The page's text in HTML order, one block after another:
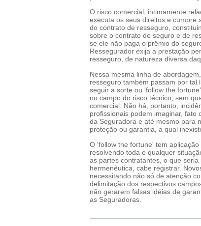
O risco comercial, intimamente
executa os seus direitos e cumpre
do contrato de resseguro,
sobre o contrato de seguro e de
se ele não paga o prêmio do
Ressegurador exija a prestação
resseguro, de natureza diversa
Nessa mesma linha de
resseguro também passam por tal
seguir a sorte ou 'follow the
no campo do risco técnico, sem
comercial. Não há, portanto,
profissionais podem imaginar, fato
da Seguradora e até mesmo para
proteção ou garantia, a qual
O 'follow the fortune' tem
resolvendo toda e qualquer
as partes contratantes, o que
hermenêutica, cabe registrar.
necessitando não só de atenção
delimitação dos respectivos
não gerarem falsas idéias de
as Seguradoras.